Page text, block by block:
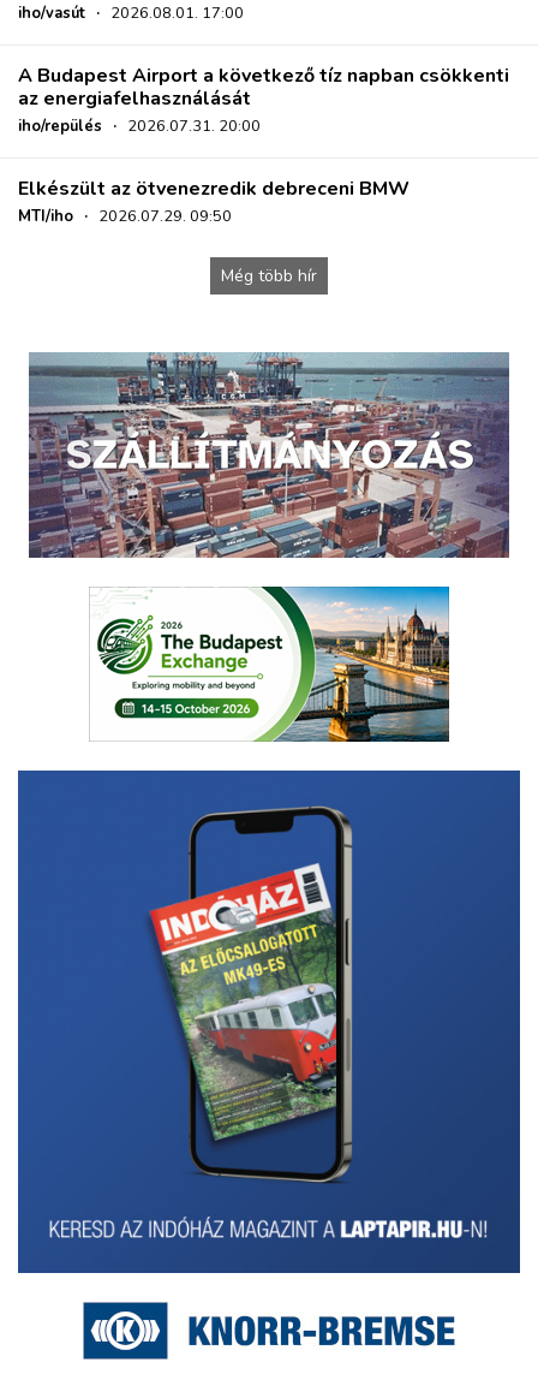
iho/vasút · 2026.08.01. 17:00
A Budapest Airport a következő tíz napban csökkenti
az energiafelhasználását
iho/repülés · 2026.07.31. 20:00
Elkészült az ötvenezredik debreceni BMW
MTI/iho · 2026.07.29. 09:50
Még több hír